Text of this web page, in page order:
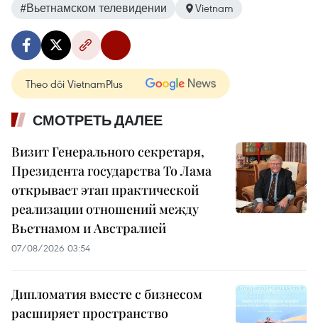
#Вьетнамском телевидении
Vietnam
Theo dõi VietnamPlus
СМОТРЕТЬ ДАЛЕЕ
Визит Генерального секретаря,
Президента государства То Лама
открывает этап практической
реализации отношений между
Вьетнамом и Австралией
07/08/2026 03:54
Дипломатия вместе с бизнесом
расширяет пространство